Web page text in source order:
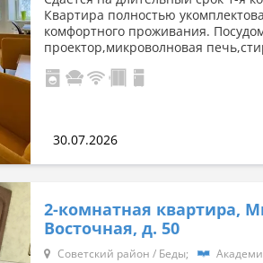
Квартира полностью
комфортного проживания.
проектор,микроволновая
30.07.2026
2-комнатная квартира,
Восточная, д. 50
Советский район / Беды;